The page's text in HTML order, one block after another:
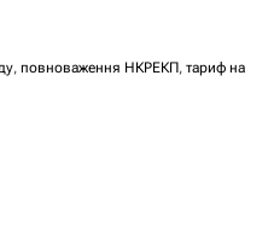
, повноваження НКРЕКП, тариф на